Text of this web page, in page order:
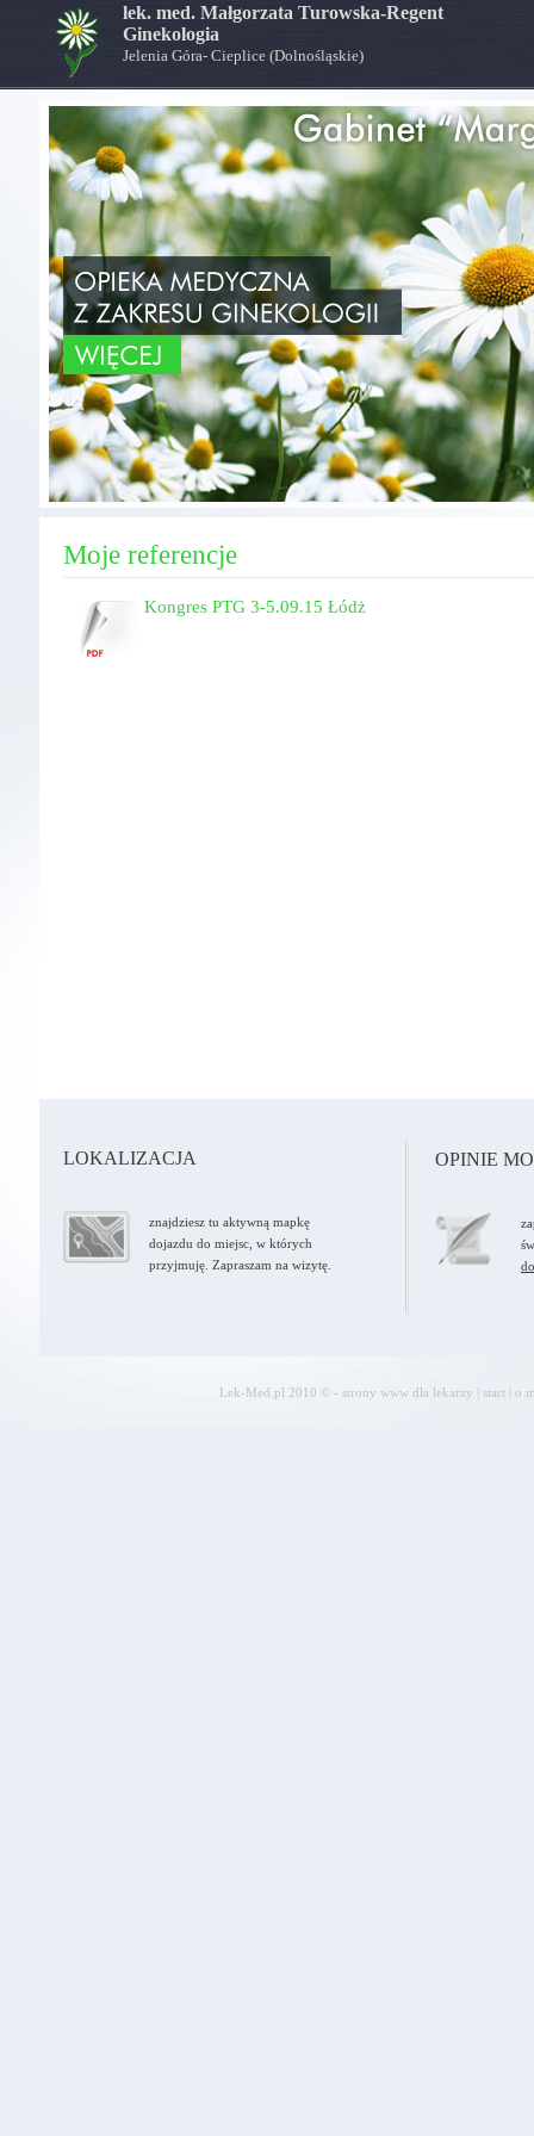
lek. med. Małgorzata Turowska-Regent
Ginekologia
Jelenia Góra- Cieplice (Dolnośląskie)
Moje referencje
Kongres PTG 3-5.09.15 Łódż
LOKALIZACJA
znajdziesz tu aktywną mapkę
dojazdu do miejsc, w których
przyjmuję. Zapraszam na wizytę.
OPINIE
Lek-Med.pl 2010 © - strony www dla lekarzy start o